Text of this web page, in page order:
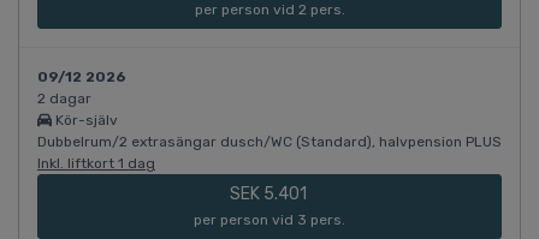
per person vid 2 pers.
09/12 2026
2 dagar
Kör-själv
Dubbelrum/2 extrasängar dusch/WC (Standard), halvpension PLUS
Inkl. liftkort 1 dag
SEK 5.401
per person vid 3 pers.